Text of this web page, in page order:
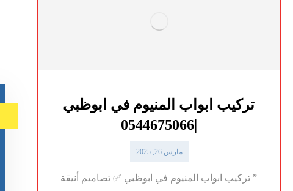
تركيب ابواب المنيوم في ابوظبي
|0544675066
مارس 26, 2025
” تركيب ابواب المنيوم في ابوظبي ✅ تصاميم أنيقة